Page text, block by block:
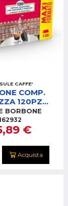
CAFFE'
COMP.
120PZ
(NERA)
BORBONE
€
Acquista